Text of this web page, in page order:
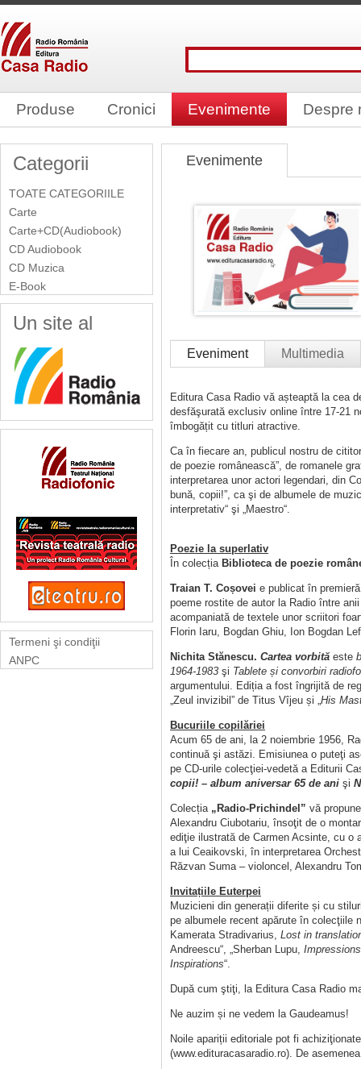
Produse Cronici Evenimente Despre
Categorii
TOATE CATEGORIILE
Carte
Carte+CD(Audiobook)
CD Audiobook
CD Muzica
E-Book
Un site al
Termeni şi condiţii
ANPC
Evenimente
Eveniment Multimedia
Editura Casa Radio vă așteaptă la cea
desfăşurată exclusiv online între 17-21
îmbogățit cu titluri atractive.
Ca în fiecare an, publicul nostru de
de poezie românească”, de romanele
interpretarea unor actori legendari, din
bună, copii!”, ca şi de albumele de
interpretativ“ şi „Maestro“.
Poezie la superlativ
În colecția Biblioteca de poezie
Traian T. Coșovei e publicat în
poeme rostite de autor la Radio între
acompaniată de textele unor scriitori
Florin Iaru, Bogdan Ghiu, Ion Bogdan
Nichita Stănescu. Cartea vorbită este
1964-1983 şi Tablete și convorbiri
argumentului. Ediția a fost îngrijită de
„Zeul invizibil” de Titus Vîjeu și „His
Bucuriile copilăriei
Acum 65 de ani, la 2 noiembrie 1956,
continuă şi astăzi. Emisiunea o puteţi
pe CD-urile colecţiei-vedetă a Editurii
copii! – album aniversar 65 de ani şi
Colecția „Radio-Prichindel” vă
Alexandru Ciubotariu, însoţit de o
ediţie ilustrată de Carmen Acsinte, cu o
a lui Ceaikovski, în interpretarea
Răzvan Suma – violoncel, Alexandru
Invitațiile Euterpei
Muzicieni din generații diferite și cu
pe albumele recent apărute în colecţiile
Kamerata Stradivarius, Lost in
Andreescu“, „Sherban Lupu, Impressions
Inspirations“.
După cum ştiţi, la Editura Casa Radio
Ne auzim și ne vedem la Gaudeamus!
Noile apariții editoriale pot fi
(www.edituracasaradio.ro). De